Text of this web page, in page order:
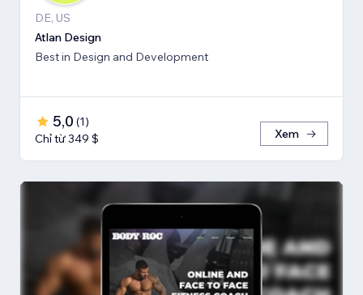
DE, US
Atlan Design
Best in Design and Development
5,0 (1)
Chỉ từ 349 $
Xem